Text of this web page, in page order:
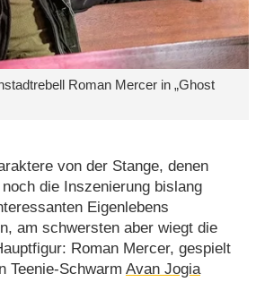
Roman Mercer in „Ghost
von der Stange, denen
die Inszenierung bislang
Eigenlebens
am schwersten aber wiegt die
Roman Mercer, gespielt
Teenie-Schwarm Avan Jogia